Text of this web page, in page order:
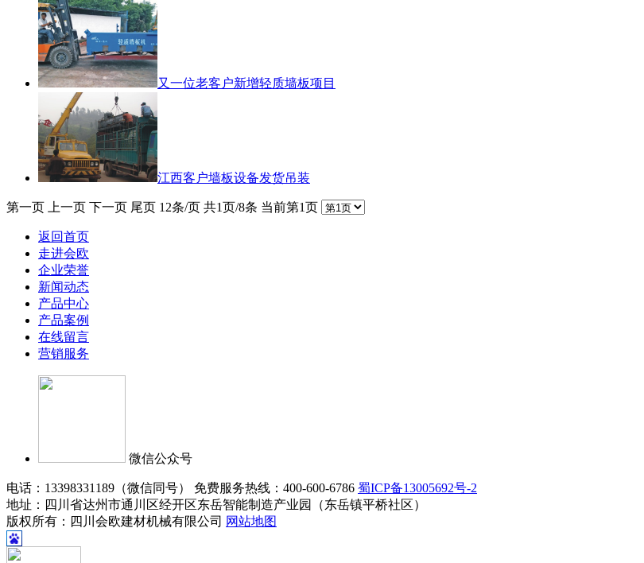
又一位老客户新增轻质墙板项目
江西客户墙板设备发货吊装
第一页 上一页 下一页 尾页 12条/页 共1页/8条 当前第1页
返回首页
走进会欧
企业荣誉
新闻动态
产品中心
产品案例
在线留言
营销服务
微信公众号
电话：13398331189（微信同号） 免费服务热线：400-600-6786 蜀ICP备13005692号-2
地址：四川省达州市通川区经开区东岳智能制造产业园（东岳镇平桥社区）
版权所有：四川会欧建材机械有限公司 网站地图